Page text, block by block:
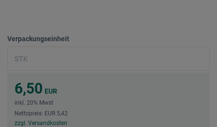
Verpackungseinheit
6,50 EUR
inkl. 20% Mwst
Nettopreis: EUR 5,42
zzgl. Versandkosten